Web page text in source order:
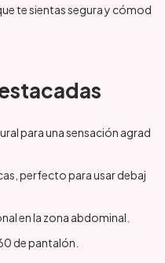
te sientas segura y cómod
para una sensación agrad
perfecto para usar debaj
en la zona abdominal.
de pantalón.